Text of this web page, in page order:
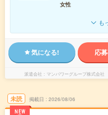
女性
も
気になる! 応
派遣会社 マンパワーグループ株式会
未読
NEW
掲載日 2026/08/06